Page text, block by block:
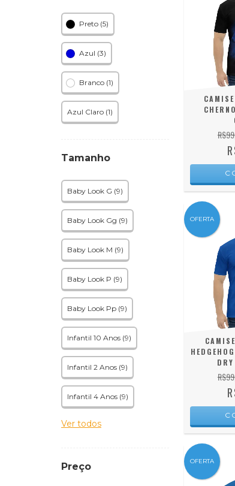
Preto (5)
Azul (3)
Branco (1)
Azul Claro (1)
Tamanho
Baby Look G (9)
Baby Look Gg (9)
Baby Look M (9)
Baby Look P (9)
Baby Look Pp (9)
Infantil 10 Anos (9)
Infantil 2 Anos (9)
Infantil 4 Anos (9)
Ver todos
Preço
OFERTA
OFERTA